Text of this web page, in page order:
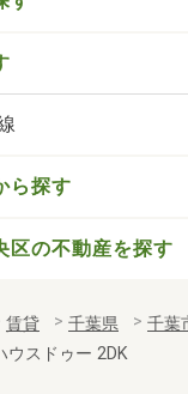
ら探す
区の不動産を探す
賃貸 千葉県 千葉
ウスドゥー 2DK